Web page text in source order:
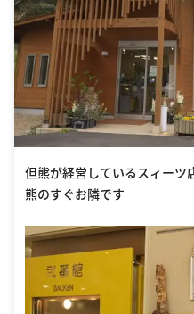
但熊が経営しているスィーツ
熊のすぐお隣です